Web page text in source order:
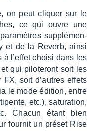
on peut cliquer sur le
ce qui ouvre une
supplé­men­
et de la Reverb, ainsi
l’ef­fet choisi dans les
qui pilo­te­ront soit les
soit d’autres effets
le mode édition, entre
etc.), satu­ra­tion,
Chacun étant bien
four­nit un préset Rise